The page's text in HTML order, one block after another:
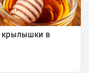
крылышки в